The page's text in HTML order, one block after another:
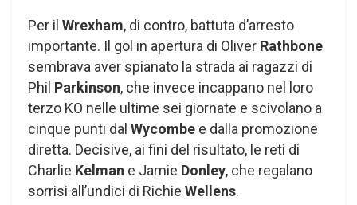
Per il Wrexham, di contro, battuta d’arresto
importante. Il gol in apertura di Oliver Rathbone
sembrava aver spianato la strada ai ragazzi di
Phil Parkinson, che invece incappano nel loro
terzo KO nelle ultime sei giornate e scivolano a
cinque punti dal Wycombe e dalla promozione
diretta. Decisive, ai fini del risultato, le reti di
Charlie Kelman e Jamie Donley, che regalano
sorrisi all’undici di Richie Wellens.